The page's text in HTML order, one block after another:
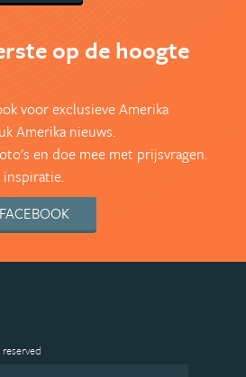
op de hoogte
voor exclusieve Amerika
Amerika nieuws.
en doe mee met prijsvragen.